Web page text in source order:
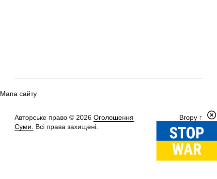
Мапа сайту
Авторське право © 2026 Оголошення
Суми.
Всі права захищені.
Вгору ↑